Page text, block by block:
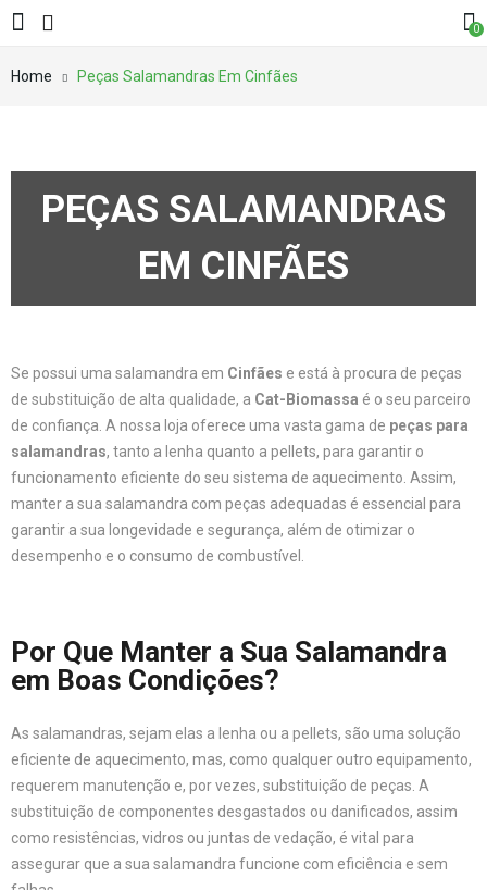
0
Home Peças Salamandras Em Cinfães
PEÇAS SALAMANDRAS
EM CINFÃES
Se possui uma salamandra em Cinfães e está à procura de peças
de substituição de alta qualidade, a Cat-Biomassa é o seu parceiro
de confiança. A nossa loja oferece uma vasta gama de peças para
salamandras, tanto a lenha quanto a pellets, para garantir o
funcionamento eficiente do seu sistema de aquecimento. Assim,
manter a sua salamandra com peças adequadas é essencial para
garantir a sua longevidade e segurança, além de otimizar o
desempenho e o consumo de combustível.
Por Que Manter a Sua Salamandra
em Boas Condições?
As salamandras, sejam elas a lenha ou a pellets, são uma solução
eficiente de aquecimento, mas, como qualquer outro equipamento,
requerem manutenção e, por vezes, substituição de peças. A
substituição de componentes desgastados ou danificados, assim
como resistências, vidros ou juntas de vedação, é vital para
assegurar que a sua salamandra funcione com eficiência e sem